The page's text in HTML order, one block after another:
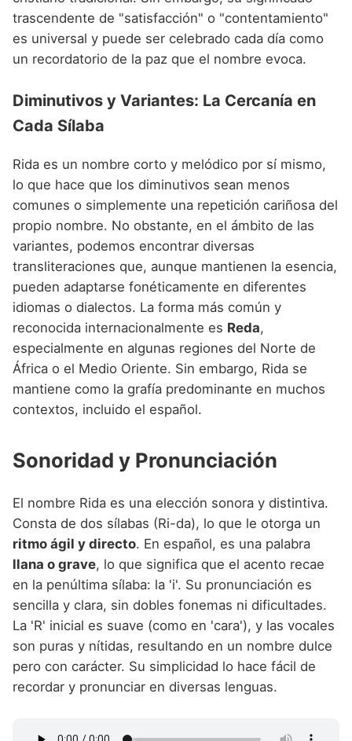
trascendente de "satisfacción" o "contentamiento"
es universal y puede ser celebrado cada día como
un recordatorio de la paz que el nombre evoca.
Diminutivos y Variantes: La Cercanía en
Cada Sílaba
Rida es un nombre corto y melódico por sí mismo,
lo que hace que los diminutivos sean menos
comunes o simplemente una repetición cariñosa del
propio nombre. No obstante, en el ámbito de las
variantes, podemos encontrar diversas
transliteraciones que, aunque mantienen la esencia,
pueden adaptarse fonéticamente en diferentes
idiomas o dialectos. La forma más común y
reconocida internacionalmente es Reda,
especialmente en algunas regiones del Norte de
África o el Medio Oriente. Sin embargo, Rida se
mantiene como la grafía predominante en muchos
contextos, incluido el español.
Sonoridad y Pronunciación
El nombre Rida es una elección sonora y distintiva.
Consta de dos sílabas (Ri-da), lo que le otorga un
ritmo ágil y directo. En español, es una palabra
llana o grave, lo que significa que el acento recae
en la penúltima sílaba: la 'i'. Su pronunciación es
sencilla y clara, sin dobles fonemas ni dificultades.
La 'R' inicial es suave (como en 'cara'), y las vocales
son puras y nítidas, resultando en un nombre dulce
pero con carácter. Su simplicidad lo hace fácil de
recordar y pronunciar en diversas lenguas.